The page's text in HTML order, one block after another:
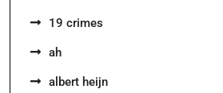
19 crimes
ah
albert heijn